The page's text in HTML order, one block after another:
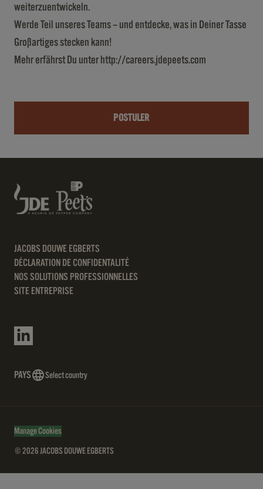
weiterzuentwickeln.
Werde Teil unseres Teams – und entdecke, was in Deiner Tasse
Großartiges stecken kann!
Mehr erfährst Du unter http://careers.jdepeets.com
POSTULER
JACOBS DOUWE EGBERTS
DÉCLARATION DE CONFIDENTALITÉ
NOS SOLUTIONS PROFESSIONNELLES
SITE ENTREPRISE
PAYS Select country
Manage Cookies
© 2026 JACOBS DOUWE EGBERTS